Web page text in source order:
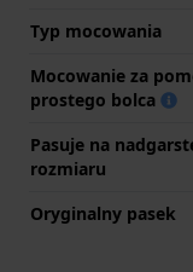
Typ mocowania
Mocowanie za
prostego bolca
Pasuje na
rozmiaru
Oryginalny pasek